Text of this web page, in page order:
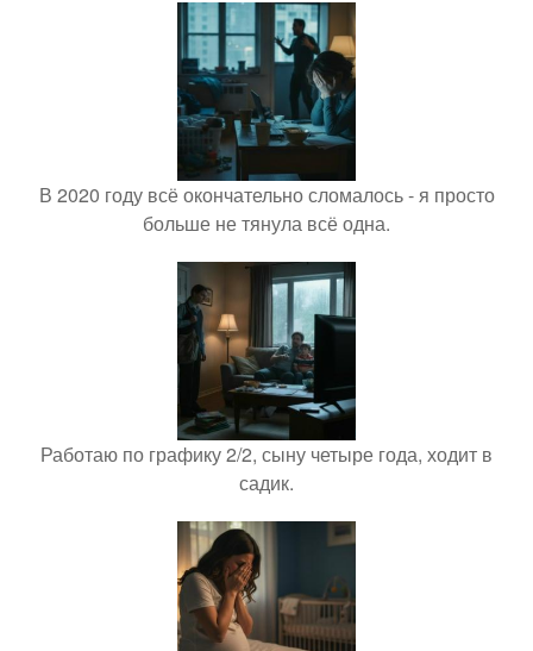
В 2020 году всё окончательно сломалось - я просто
больше не тянула всё одна.
Работаю по графику 2/2, сыну четыре года, ходит в
садик.